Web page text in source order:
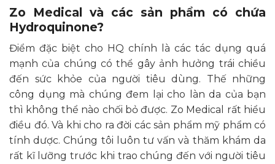
Zo Medical và các sản phẩm có chứa
Hydroquinone?
Điểm đặc biệt cho HQ chính là các tác dụng quá
mạnh của chúng có thể gây ảnh hưởng trái chiều
đến sức khỏe của người tiêu dùng. Thế những
công dụng mà chúng đem lại cho làn da của bạn
thì không thể nào chối bỏ được. Zo Medical rất hiểu
điều đó. Và khi cho ra đời các sản phẩm mỹ phẩm có
tính dược. Chúng tôi luôn tư vấn và thăm khám da
rất kĩ lưỡng trước khi trao chúng đến với người tiêu